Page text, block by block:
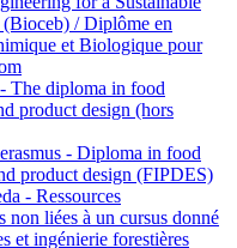
/ Diplôme en
et Biologique pour
The diploma in food
product design (hors
- Diploma in food
product design (FIPDES)
- Ressources
non liées à un cursus donné
et ingénierie forestières